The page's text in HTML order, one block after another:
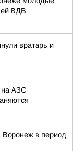
ВДВ
вратарь и
на АЗС
Воронеж в период